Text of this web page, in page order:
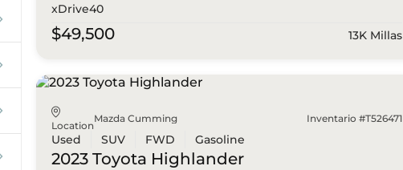
xDrive40
$49,500 13K Millas
Location
Mazda Cumming Inventario #T526471
Used SUV FWD Gasoline
2023 Toyota Highlander